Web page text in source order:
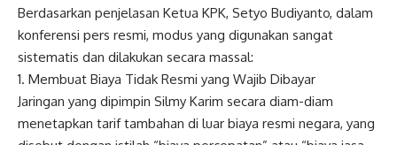
Berdasarkan penjelasan Ketua KPK, Setyo Budiyanto, dalam
konferensi pers resmi, modus yang digunakan sangat
sistematis dan dilakukan secara massal:
1. Membuat Biaya Tidak Resmi yang Wajib Dibayar
Jaringan yang dipimpin Silmy Karim secara diam-diam
menetapkan tarif tambahan di luar biaya resmi negara, yang